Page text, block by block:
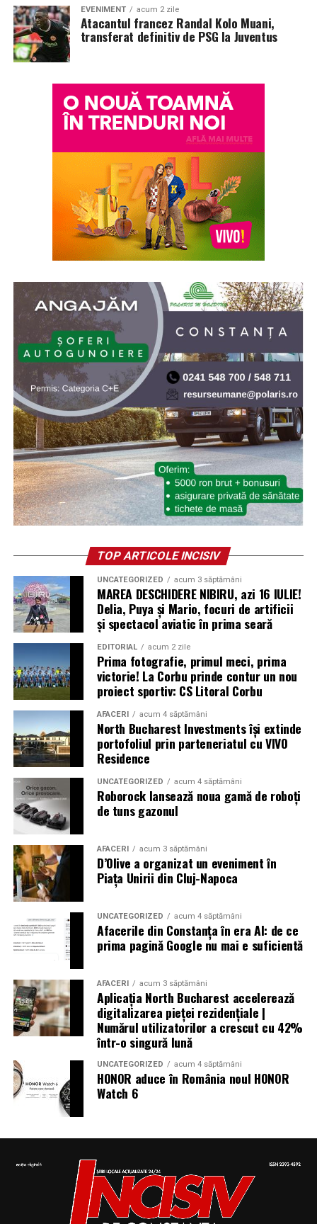
EVENIMENT acum 2 zile
Atacantul francez Randal Kolo Muani,
transferat definitiv de PSG la Juventus
TOP ARTICOLE INCISIV
UNCATEGORIZED acum 3 săptămâni
MAREA DESCHIDERE NIBIRU, azi 16 IULIE!
Delia, Puya și Mario, focuri de artificii
și spectacol aviatic în prima seară
EDITORIAL acum 2 zile
Prima fotografie, primul meci, prima
victorie! La Corbu prinde contur un nou
proiect sportiv: CS Litoral Corbu
AFACERI acum 4 săptămâni
North Bucharest Investments își extinde
portofoliul prin parteneriatul cu VIVO
Residence
UNCATEGORIZED acum 4 săptămâni
Roborock lansează noua gamă de roboți
de tuns gazonul
AFACERI acum 3 săptămâni
D’Olive a organizat un eveniment în
Piața Unirii din Cluj-Napoca
UNCATEGORIZED acum 4 săptămâni
Afacerile din Constanța în era AI: de ce
prima pagină Google nu mai e suficientă
AFACERI acum 3 săptămâni
Aplicația North Bucharest accelerează
digitalizarea pieței rezidențiale |
Numărul utilizatorilor a crescut cu 42%
într-o singură lună
UNCATEGORIZED acum 4 săptămâni
HONOR aduce în România noul HONOR
Watch 6